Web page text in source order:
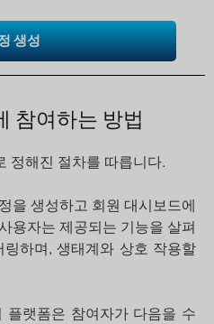
생성
참여하는 방법
정해진 절차를 따릅니다.
을 생성하고 회원 대시보드에
용자는 제공되는 기능을 살펴
하며, 생태계와 상호 작용할
플랫폼은 참여자가 다음을 수